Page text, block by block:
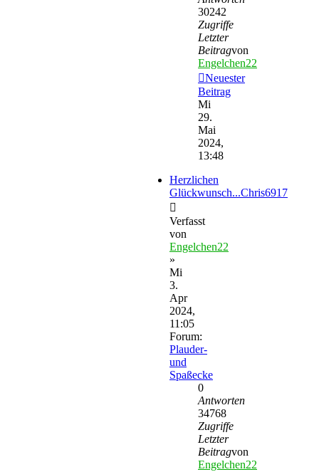
30242
Zugriffe
Letzter
Beitragvon
Engelchen22
Neuester
Beitrag
Mi
29.
Mai
2024,
13:48
Herzlichen
Glückwunsch...Chris6917
Verfasst
von
Engelchen22
»
Mi
3.
Apr
2024,
11:05
Forum:
Plauder-
und
Spaßecke
0
Antworten
34768
Zugriffe
Letzter
Beitragvon
Engelchen22